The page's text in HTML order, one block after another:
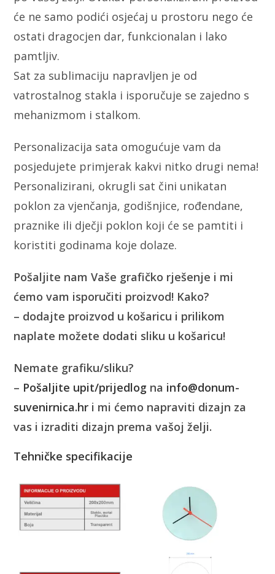
će ne samo podići osjećaj u prostoru nego će
ostati dragocjen dar, funkcionalan i lako
pamtljiv.
Sat za sublimaciju napravljen je od
vatrostalnog stakla i isporučuje se zajedno s
mehanizmom i stalkom.
Personalizacija sata omogućuje vam da
posjedujete primjerak kakvi nitko drugi nema!
Personalizirani, okrugli sat čini unikatan
poklon za vjenčanja, godišnjice, rođendane,
praznike ili dječji poklon koji će se pamtiti i
koristiti godinama koje dolaze.
Pošaljite nam Vaše grafičko rješenje i mi
ćemo vam isporučiti proizvod! Kako?
– dodajte proizvod u košaricu i prilikom
naplate možete dodati sliku u košaricu!
Nemate grafiku/sliku?
– Pošaljite upit/prijedlog na info@donum-
suvenirnica.hr i mi ćemo napraviti dizajn za
vas i izraditi dizajn prema vašoj želji.
Tehničke specifikacije